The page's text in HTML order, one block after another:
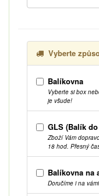
Vyberte
Balíkovna
Vyberte si box
je všude!
GLS (Balík
Zboží Vám
18 hod. Přesný
Balíkovna na
Doručíme i na